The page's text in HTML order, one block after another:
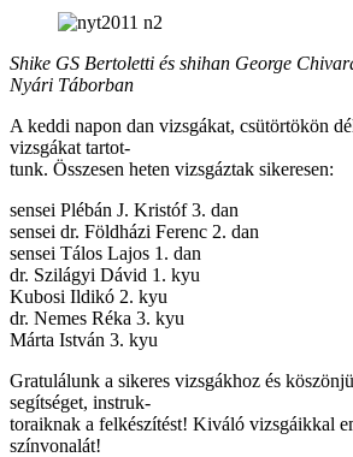
Shike GS Bertoletti és shihan George
Nyári Táborban
A keddi napon dan vizsgákat, csütörtökön
vizsgákat tartot-
tunk. Összesen heten vizsgáztak sikeresen:
sensei Plébán J. Kristóf 3. dan
sensei dr. Földházi Ferenc 2. dan
sensei Tálos Lajos 1. dan
dr. Szilágyi Dávid 1. kyu
Kubosi Ildikó 2. kyu
dr. Nemes Réka 3. kyu
Márta István 3. kyu
Gratulálunk a sikeres vizsgákhoz és
segítséget, instruk-
toraiknak a felkészítést! Kiváló vizsgáikkal
színvonalát!